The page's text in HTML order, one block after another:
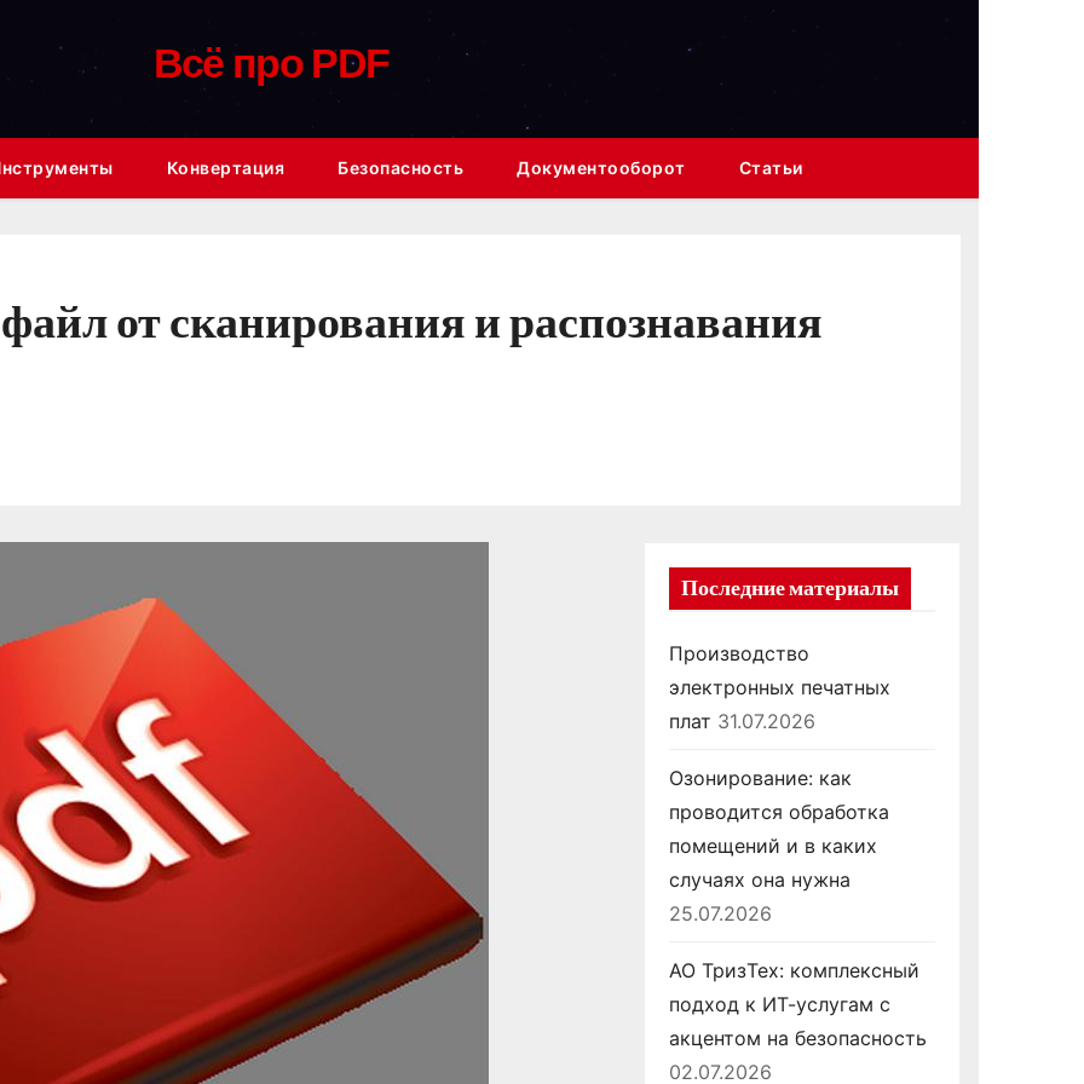
Всё про PDF
Конвертация Безопасность Документооборот Статьи
от сканирования и распознавания
Последние материалы
Производство
электронных печатных
плат 31.07.2026
Озонирование: как
проводится обработка
помещений и в каких
случаях она нужна
25.07.2026
АО ТризТех: комплексный
подход к ИТ-услугам с
акцентом на безопасность
02.07.2026